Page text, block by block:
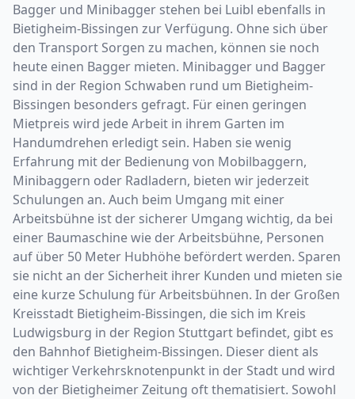
Bagger und Minibagger stehen bei Luibl ebenfalls in
Bietigheim-Bissingen zur Verfügung. Ohne sich über
den Transport Sorgen zu machen, können sie noch
heute einen Bagger mieten. Minibagger und Bagger
sind in der Region Schwaben rund um Bietigheim-
Bissingen besonders gefragt. Für einen geringen
Mietpreis wird jede Arbeit in ihrem Garten im
Handumdrehen erledigt sein. Haben sie wenig
Erfahrung mit der Bedienung von Mobilbaggern,
Minibaggern oder Radladern, bieten wir jederzeit
Schulungen an. Auch beim Umgang mit einer
Arbeitsbühne ist der sicherer Umgang wichtig, da bei
einer Baumaschine wie der Arbeitsbühne, Personen
auf über 50 Meter Hubhöhe befördert werden. Sparen
sie nicht an der Sicherheit ihrer Kunden und mieten sie
eine kurze Schulung für Arbeitsbühnen. In der Großen
Kreisstadt Bietigheim-Bissingen, die sich im Kreis
Ludwigsburg in der Region Stuttgart befindet, gibt es
den Bahnhof Bietigheim-Bissingen. Dieser dient als
wichtiger Verkehrsknotenpunkt in der Stadt und wird
von der Bietigheimer Zeitung oft thematisiert. Sowohl